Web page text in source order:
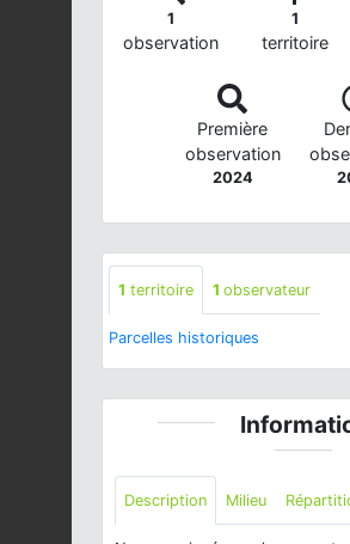
1
observation
1
territoire
Première
observation
2024
1 territoire 1 observateur
Parcelles historiques
Description Milieu